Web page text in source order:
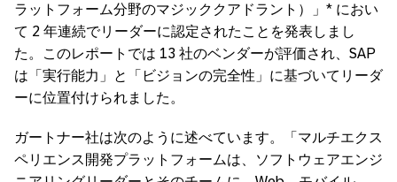
ラットフォーム分野のマジッククアドラント）」* におい
て 2 年連続でリーダーに認定されたことを発表しまし
た。このレポートでは 13 社のベンダーが評価され、SAP
は「実行能力」と「ビジョンの完全性」に基づいてリーダ
ーに位置付けられました。
ガートナー社は次のように述べています。「マルチエクス
ペリエンス開発プラットフォームは、ソフトウェアエンジ